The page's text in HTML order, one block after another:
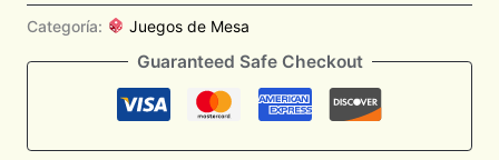
Categoría: Juegos de Mesa
Guaranteed Safe Checkout